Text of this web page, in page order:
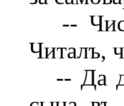
--
Читалъ,
-- Да